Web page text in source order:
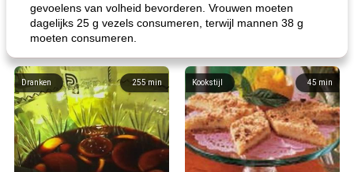
gevoelens van volheid bevorderen. Vrouwen moeten
dagelijks 25 g vezels consumeren, terwijl mannen 38 g
moeten consumeren.
255min
Dranken 45 min
Kookstijl